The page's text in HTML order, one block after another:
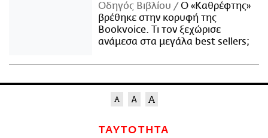
Οδηγός Βιβλίου
Ο «Καθρέφτης»
βρέθηκε στην κορυφή της
Bookvoice. Τι τον ξεχώρισε
ανάμεσα στα μεγάλα best sellers;
ΤΑΥΤΟΤΗΤΑ